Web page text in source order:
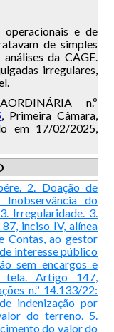
operacionais e de
de simples
da CAGE.
irregulares,
n.º
, Primeira Câmara,
em 17/02/2025,
2. Doação de
do
Irregularidade. 3.
inciso IV, alínea
Contas, ao gestor
interesse público
sem encargos e
tela. Artigo 147,
n.º 14.133/22:
indenização por
do terreno. 5.
do valor do